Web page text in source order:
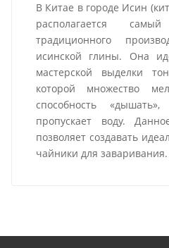
В Китае в городе Исин
располагается
традиционного
исинской глины. Она
мастерской выделки
которой множество
способность
пропускает воду.
позволяет создавать
чайники для заваривания.